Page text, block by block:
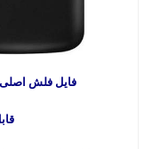
فایل فلش